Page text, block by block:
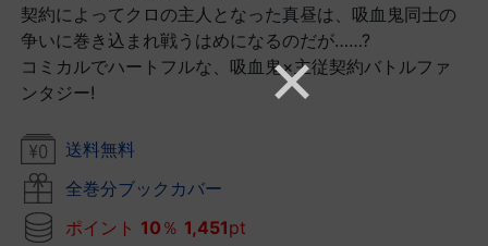
契約によってクロの主人となった真昼は、吸血鬼同士の
争いに巻き込まれ戦うはめになるのだが……?
コミカルでハートフルな、吸血鬼×主従契約バトルファ
ンタジー!
送料無料
全巻分ブックカバー
ポイント 10 ％ 1,451pt